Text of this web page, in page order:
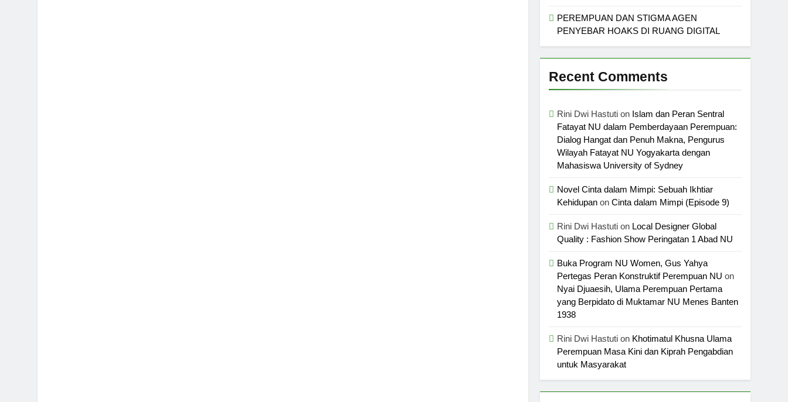
PEREMPUAN DAN STIGMA AGEN
PENYEBAR HOAKS DI RUANG DIGITAL
Recent Comments
Rini Dwi Hastuti on Islam dan Peran Sentral
Fatayat NU dalam Pemberdayaan Perempuan:
Dialog Hangat dan Penuh Makna, Pengurus
Wilayah Fatayat NU Yogyakarta dengan
Mahasiswa University of Sydney
Novel Cinta dalam Mimpi: Sebuah Ikhtiar
Kehidupan onCinta dalam Mimpi (Episode 9)
Rini Dwi Hastuti on Local Designer Global
Quality : Fashion Show Peringatan 1 Abad NU
Buka Program NU Women, Gus Yahya
Pertegas Peran Konstruktif Perempuan NU on
Nyai Djuaesih, Ulama Perempuan Pertama
yang Berpidato di Muktamar NU Menes Banten
1938
Rini Dwi Hastuti on Khotimatul Khusna Ulama
Perempuan Masa Kini dan Kiprah Pengabdian
untuk Masyarakat